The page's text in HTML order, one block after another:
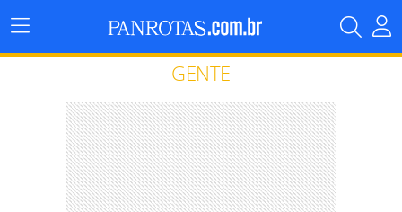
Menu
Principal
GENTE